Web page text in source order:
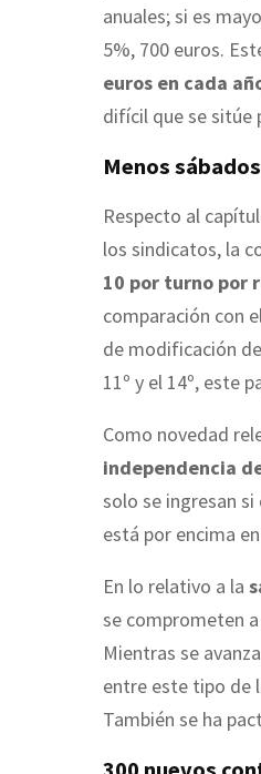
anuales; si es
5%, 700 euros.
euros en cada
difícil que se sitúe
Menos
Respecto al
los sindicatos, la
10 por turno por
comparación con
de modificación
11º y el 14º, este
Como novedad
independencia
solo se ingresan
está por encima
En lo relativo a la
se comprometen a
Mientras se
entre este tipo de
También se ha